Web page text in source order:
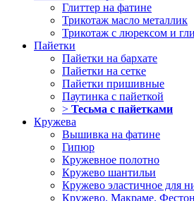
Глиттер на фатине
Трикотаж масло металлик
Трикотаж с люрексом и
Пайетки
Пайетки на бархате
Пайетки на сетке
Пайетки пришивные
Паутинка с пайеткой
> Тесьма с пайетками
Кружева
Вышивка на фатине
Гипюр
Кружевное полотно
Кружево шантильи
Кружево эластичное для
Кружево. Макраме.